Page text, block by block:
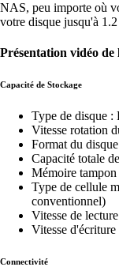
NAS, peu importe où
votre disque jusqu'à
Présentation vidéo
Capacité de Stockage
Type de disque :
Vitesse rotation
Format du
Capacité totale
Mémoire
Type de cellule
conventionnel)
Vitesse de
Vitesse
Connectivité